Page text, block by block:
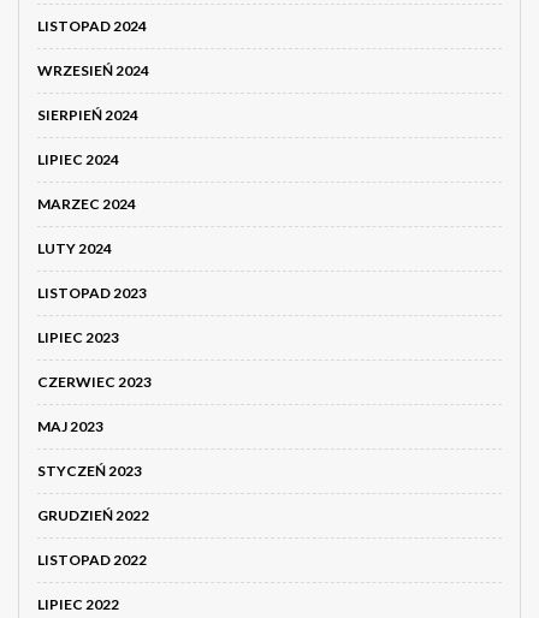
LISTOPAD 2024
WRZESIEŃ 2024
SIERPIEŃ 2024
LIPIEC 2024
MARZEC 2024
LUTY 2024
LISTOPAD 2023
LIPIEC 2023
CZERWIEC 2023
MAJ 2023
STYCZEŃ 2023
GRUDZIEŃ 2022
LISTOPAD 2022
LIPIEC 2022